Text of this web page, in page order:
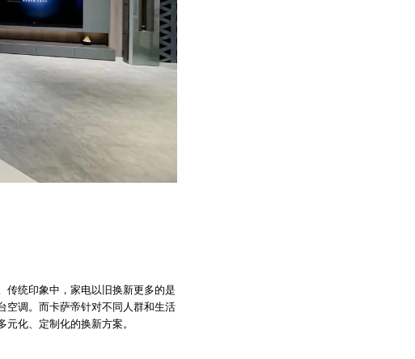
传统印象中，家电以旧换新更多的是
空调。而卡萨帝针对不同人群和生活
化、定制化的换新方案。